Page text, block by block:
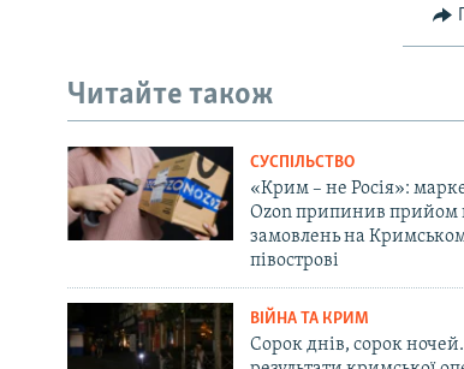
Читайте також
СУСПІЛЬСТВО
«Крим – не Росія»:
Ozon припинив прийом
замовлень на
півострові
ВІЙНА ТА КРИМ
Сорок днів, сорок